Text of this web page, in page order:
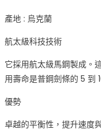
產地 : 烏克蘭
航太級科技技術
它採用航太級馬鋼製成。
用壽命是普鋼劍條的 5 到
優勢
卓越的平衡性，提升速度